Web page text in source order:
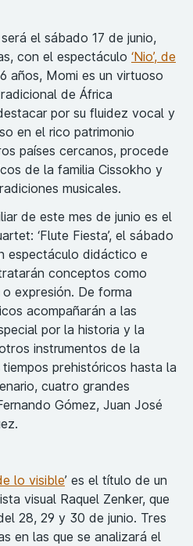
el sábado 17 de junio,
con el espectáculo ‘Nio’, de
años, Momi es un virtuoso
de África
por su fluidez vocal y
en el rico patrimonio
países cercanos, procede
de la familia Cissokho y
musicales.
de este mes de junio es el
‘Flute Fiesta’, el sábado
espectáculo didáctico e
conceptos como
expresión. De forma
acompañarán a las
por la historia y la
instrumentos de la
prehistóricos hasta la
cuatro grandes
Gómez, Juan José
lo visible’ es el título de un
visual Raquel Zenker, que
28, 29 y 30 de junio. Tres
en las que se analizará el